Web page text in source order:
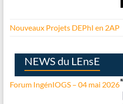
Nouveaux Projets DEPhI en 2AP
NEWS du LEnsE
Forum IngénIOGS – 04 mai 2026